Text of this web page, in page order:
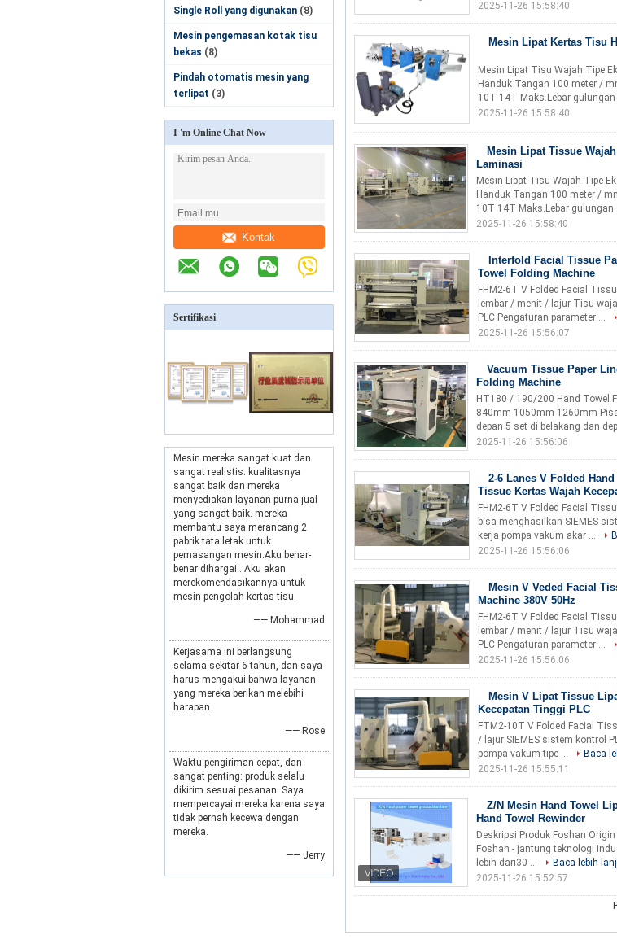
Single Roll yang digunakan (8)
Mesin pengemasan kotak tisu
bekas (8)
Pindah otomatis mesin yang
terlipat (3)
I 'm Online Chat Now
Kontak
Sertifikasi
Mesin mereka sangat kuat dan
sangat realistis. kualitasnya
sangat baik dan mereka
menyediakan layanan purna jual
yang sangat baik. mereka
membantu saya merancang 2
pabrik tata letak untuk
pemasangan mesin.Aku benar-
benar dihargai.. Aku akan
merekomendasikannya untuk
mesin pengolah kertas tisu.
—— Mohammad
Kerjasama ini berlangsung
selama sekitar 6 tahun, dan saya
harus mengakui bahwa layanan
yang mereka berikan melebihi
harapan.
—— Rose
Waktu pengiriman cepat, dan
sangat penting: produk selalu
dikirim sesuai pesanan. Saya
mempercayai mereka karena saya
tidak pernah kecewa dengan
mereka.
—— Jerry
2025-11-26 15:58:40
Mesin Lipat Kertas Tisu
Mesin Lipat Tisu Wajah Tipe
Handuk Tangan 100 meter /
10T 14T Maks.Lebar gulungan
2025-11-26 15:58:40
Mesin Lipat Tissue
Laminasi
Mesin Lipat Tisu Wajah Tipe
Handuk Tangan 100 meter /
10T 14T Maks.Lebar gulungan
2025-11-26 15:58:40
Interfold Facial Tissue
Towel Folding Machine
FHM2-6T V Folded Facial
lembar / menit / lajur Tisu
PLC Pengaturan parameter ...
2025-11-26 15:56:07
Vacuum Tissue Paper
Folding Machine
HT180 / 190/200 Hand Towel
840mm 1050mm 1260mm
depan 5 set di belakang dan
2025-11-26 15:56:06
2-6 Lanes V Folded
Tissue Kertas Wajah
FHM2-6T V Folded Facial
bisa menghasilkan SIEMES
kerja pompa vakum akar ...
2025-11-26 15:56:06
Mesin V Veded Facial
Machine 380V 50Hz
FHM2-6T V Folded Facial
lembar / menit / lajur Tisu
PLC Pengaturan parameter ...
2025-11-26 15:56:06
Mesin V Lipat Tissue
Kecepatan Tinggi PLC
FTM2-10T V Folded Facial
/ lajur SIEMES sistem kontrol
pompa vakum tipe ...
Baca
2025-11-26 15:55:11
Z/N Mesin Hand Towel
Hand Towel Rewinder
Deskripsi Produk Foshan
Foshan - jantung teknologi
lebih dari30 ...
Baca lebih
2025-11-26 15:52:57